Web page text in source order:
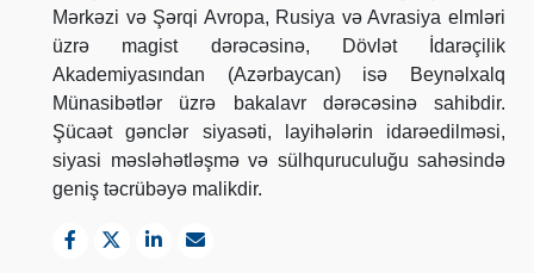
Mərkəzi və Şərqi Avropa, Rusiya və Avrasiya elmləri
üzrə magist dərəcəsinə, Dövlət İdarəçilik
Akademiyasından (Azərbaycan) isə Beynəlxalq
Münasibətlər üzrə bakalavr dərəcəsinə sahibdir.
Şücaət gənclər siyasəti, layihələrin idarəedilməsi,
siyasi məsləhətləşmə və sülhquruculuğu sahəsində
geniş təcrübəyə malikdir.